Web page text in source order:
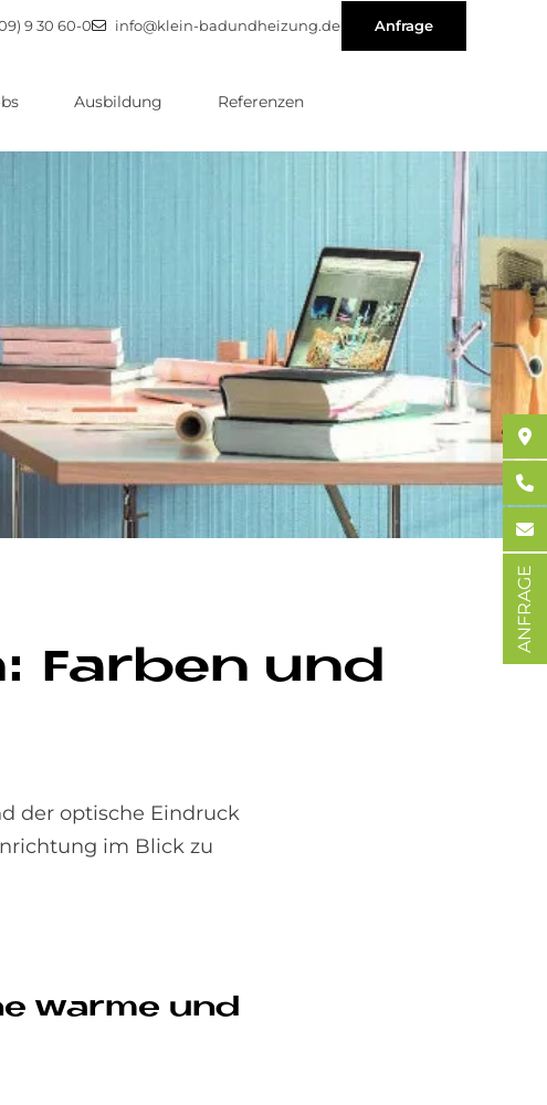
9 30 60-0 info@klein-badundheizung.de Anfrage
Ausbildung Referenzen
Far­ben und
der optische Eindruck
im Blick zu
war­me und
ANFRAGE